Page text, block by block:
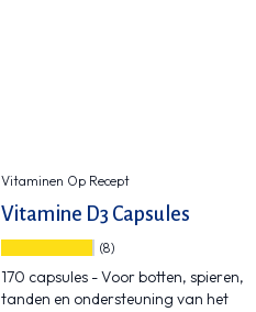
Vitaminen Op Recept
Vitamine D3 Capsules
(8)
170 capsules - Voor botten, spieren,
tanden en ondersteuning van het